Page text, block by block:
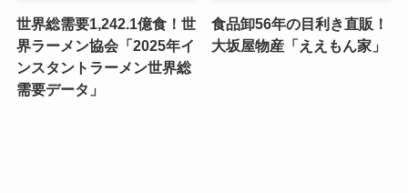
世界総需要1,242.1億食！世
界ラーメン協会「2025年イ
ンスタントラーメン世界総
需要データ」
食品卸56年の目利き直販！
大坂屋物産「ええもん家」